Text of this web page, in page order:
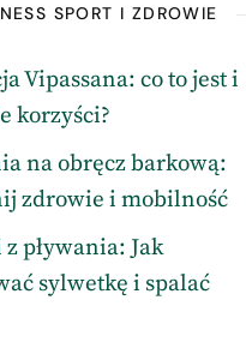
SPORT I ZDROWIE
Vipassana: co to jest i
korzyści?
na obręcz barkową:
zdrowie i mobilność
pływania: Jak
sylwetkę i spalać